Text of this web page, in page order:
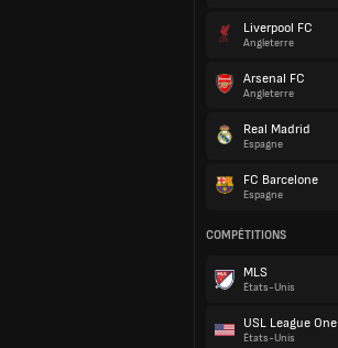
Liverpool FC
Angleterre
Arsenal FC
Angleterre
Real Madrid
Espagne
FC Barcelone
Espagne
COMPÉTITIONS
MLS
États-Unis
USL League One
États-Unis